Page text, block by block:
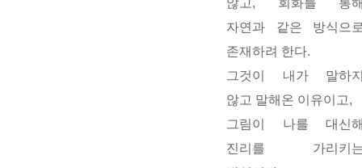
않고, 회화를 통
자연과 같은 방식으
존재하려 한다.
그것이 내가 말하
않고 말해온 이유이고,
그림이 나를 대신
진리를 가리키